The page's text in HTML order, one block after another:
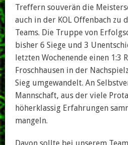
Treffern souverän die
auch in der KOL Offenbach zu
Teams. Die Truppe von
bisher 6 Siege und 3
letzten Wochenende einen 1:3
Froschhausen in der
Sieg umgewandelt. An
Mannschaft, aus der viele
höherklassig Erfahrungen
mangeln.